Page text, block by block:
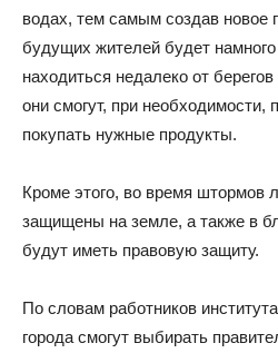
водах, тем самым создав новое
будущих жителей будет
находиться недалеко от
они смогут, при
покупать нужные продукты.
Кроме этого, во время штормов
защищены на земле, а также в
будут иметь правовую защиту.
По словам работников
города смогут выбирать